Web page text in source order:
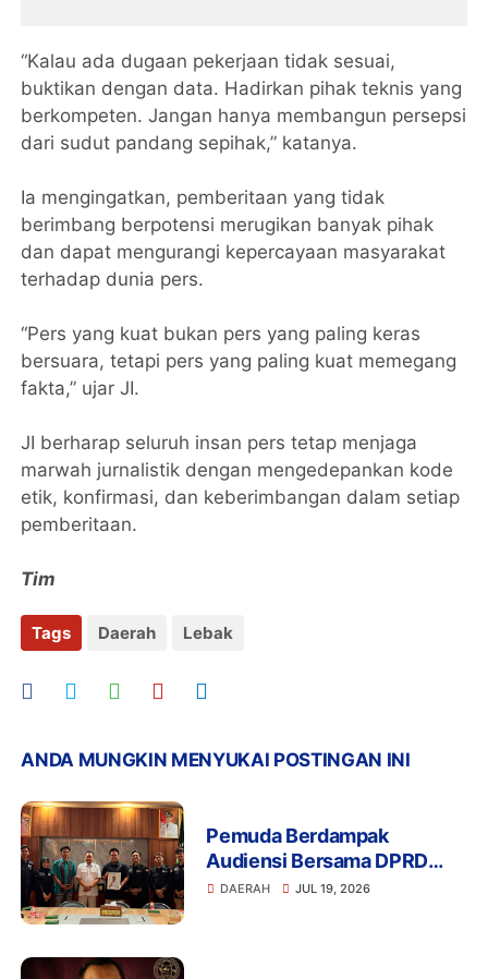
“Kalau ada dugaan pekerjaan tidak sesuai,
buktikan dengan data. Hadirkan pihak teknis yang
berkompeten. Jangan hanya membangun persepsi
dari sudut pandang sepihak,” katanya.
Ia mengingatkan, pemberitaan yang tidak
berimbang berpotensi merugikan banyak pihak
dan dapat mengurangi kepercayaan masyarakat
terhadap dunia pers.
“Pers yang kuat bukan pers yang paling keras
bersuara, tetapi pers yang paling kuat memegang
fakta,” ujar JI.
JI berharap seluruh insan pers tetap menjaga
marwah jurnalistik dengan mengedepankan kode
etik, konfirmasi, dan keberimbangan dalam setiap
pemberitaan.
Tim
Tags Daerah Lebak
ANDA MUNGKIN MENYUKAI POSTINGAN INI
Pemuda Berdampak
Audiensi Bersama DPRD
Provinsi Banten Bahas
DAERAH JUL 19, 2026